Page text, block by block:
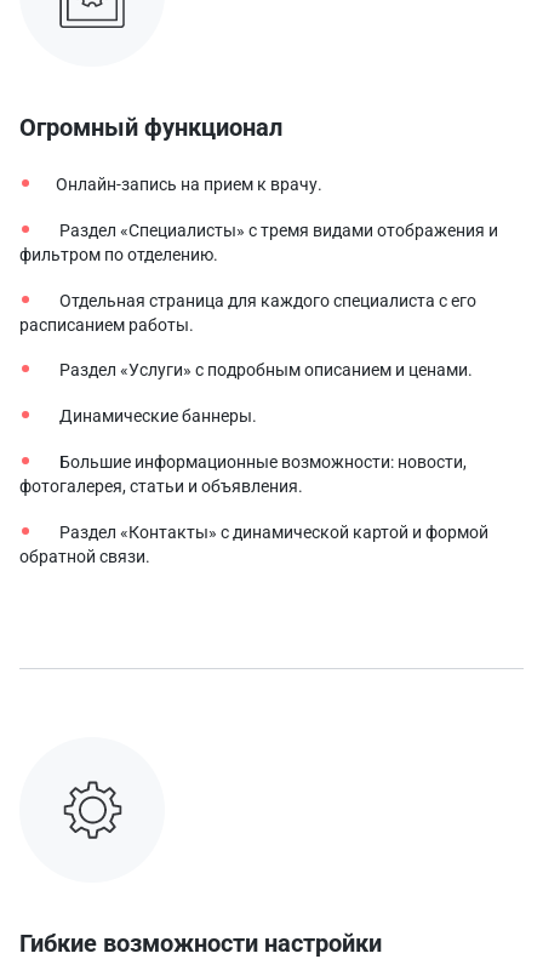
Огромный функционал
Онлайн-запись на прием к врачу.
Раздел «Специалисты» с тремя видами отображения и
фильтром по отделению.
Отдельная страница для каждого специалиста с его
расписанием работы.
Раздел «Услуги» с подробным описанием и ценами.
Динамические баннеры.
Большие информационные возможности: новости,
фотогалерея, статьи и объявления.
Раздел «Контакты» с динамической картой и формой
обратной связи.
Гибкие возможности настройки